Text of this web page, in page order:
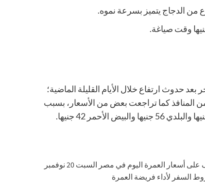
حدوث ارتفاع خلال الأيام القليلة الماضية؛
المنافذ كما تراجعت بعض من الأسعار، بسبب
“هنا” تعرف على أسعار العمرة اليوم في مصر السبت 20 نوفمبر